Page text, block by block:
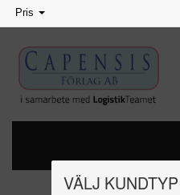
VÄLJ KUNDTYP
Toggle
navigation
Pris